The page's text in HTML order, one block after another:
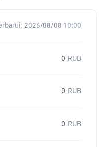
2026/08/08 10:00
0 RUB
0 RUB
0 RUB